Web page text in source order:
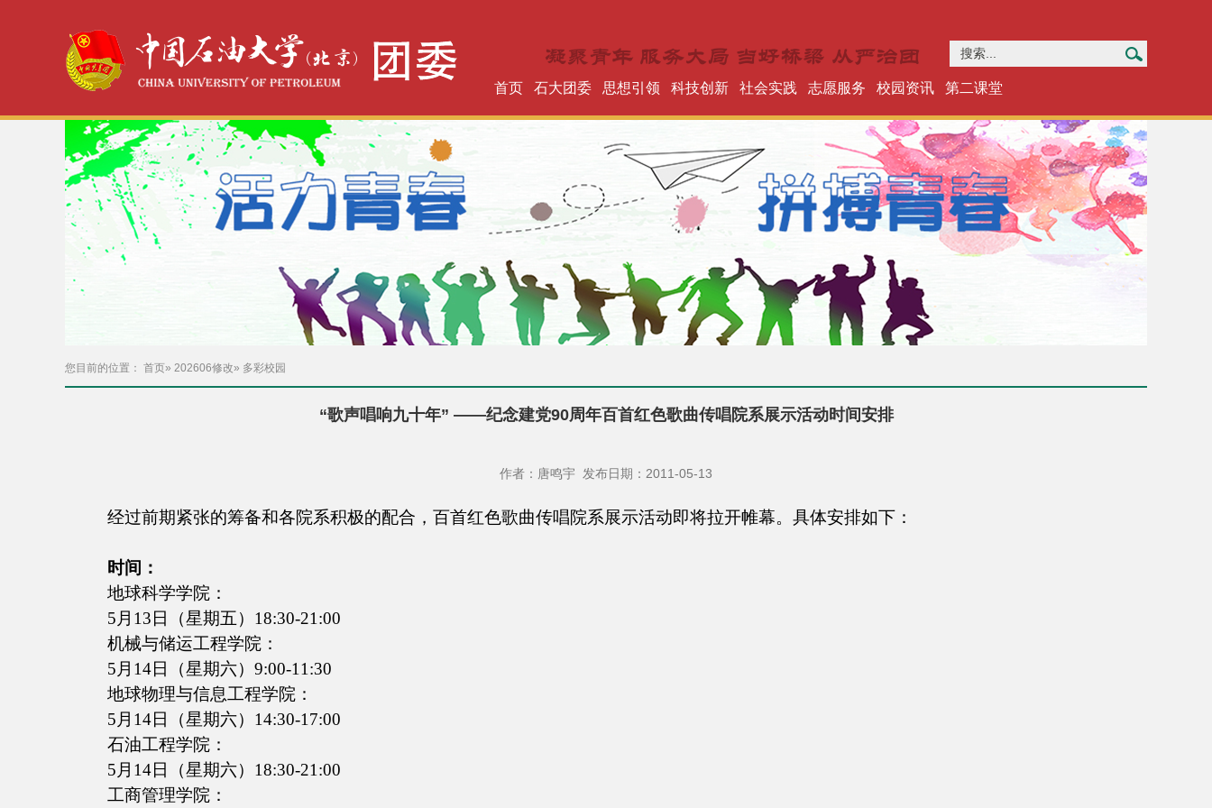
首页 石大团委 思想引领 科技创新 社会实践 志愿服务 校园资讯 第二课堂
您目前的位置： 首页» 202606修改» 多彩校园
“歌声唱响九十年” ——纪念建党90周年百首红色歌曲传唱院系展示活动时间安排
作者：唐鸣宇 发布日期：2011-05-13
经过前期紧张的筹备和各院系积极的配合，百首红色歌曲传唱院系展示活动即将拉开帷幕。具体安排如下：
时间：
地球科学学院：
5 月 13 日 （星期五） 18:30-21:00
机械与储运工程学院：
5 月 14日 （星期六）9:00-11:30
地球物理与信息工程学院：
5 月 14日 （星期六） 14:30-17:00
石油工程学院：
5 月 14日 （星期六） 18:30-21:00
工商管理学院：